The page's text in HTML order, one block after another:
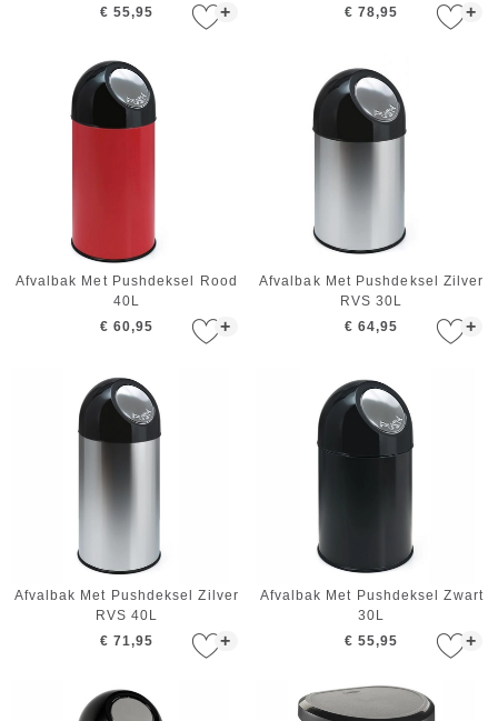
+
€ 55,95
+
€ 78,95
+
Afvalbak Met Pushdeksel Rood
40L
€ 60,95
+
Afvalbak Met Pushdeksel Zilver
RVS 30L
€ 64,95
+
Afvalbak Met Pushdeksel Zilver
RVS 40L
€ 71,95
+
Afvalbak Met Pushdeksel Zwart
30L
€ 55,95